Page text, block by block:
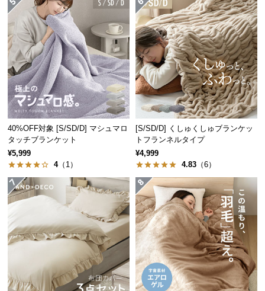
つ
い
て
開
梱
設
置
サ
ー
に
つ
て
経
40%OFF対象 [S/SD/D] マシュマロ
タッチブランケット
¥5,999
4（1）
[S/SD/D] くしゅくしゅブランケッ
トフランネルタイプ
¥4,999
4.83 （6）